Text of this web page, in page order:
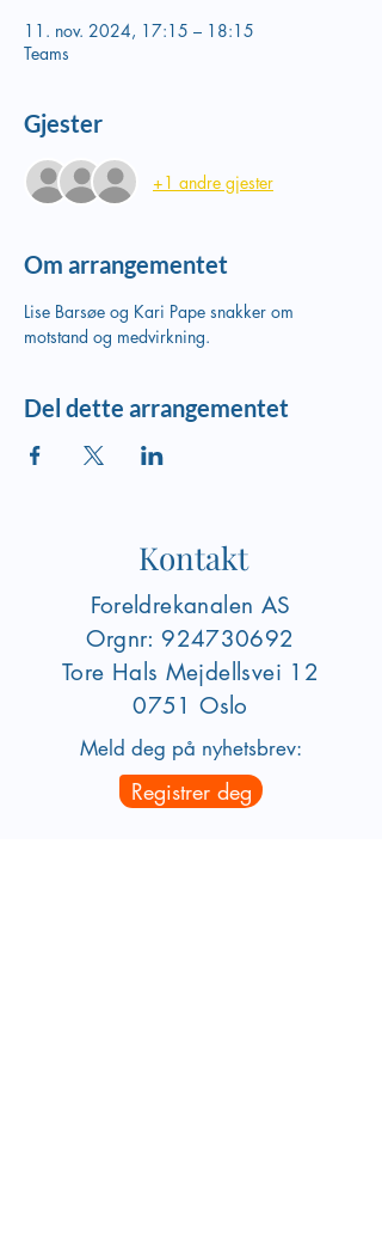
11. nov. 2024, 17:15 – 18:15
Teams
Gjester
+1 andre gjester
Om arrangementet
Lise Barsøe og Kari Pape snakker om
motstand og medvirkning.
Del dette arrangementet
Kontakt
Foreldrekanalen AS
Orgnr:924730692
Tore Hals Mejdellsvei 12
0751 Oslo
Meld deg på nyhetsbrev:
Registrer deg